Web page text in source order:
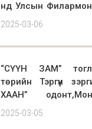
нд Улсын
Тус тоглолтоор
сургуулийн
хөгжмийн багш,
Техасын Их
маримба артист,
шагналт нэр
2025-03-06
“СҮҮН ЗАМ”
төрийн Тэргүүн
ХААН”
Соёлын элч
2025-03-05